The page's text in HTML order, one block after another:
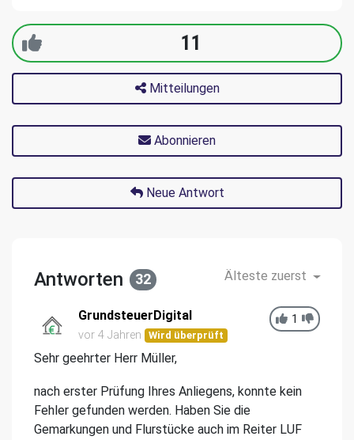
11
Mitteilungen
Abonnieren
Neue Antwort
Antworten 32 Älteste zuerst
1
GrundsteuerDigital
vor 4 Jahren Wird überprüft
Sehr geehrter Herr Müller,
nach erster Prüfung Ihres Anliegens, konnte kein
Fehler gefunden werden. Haben Sie die
Gemarkungen und Flurstücke auch im Reiter LUF